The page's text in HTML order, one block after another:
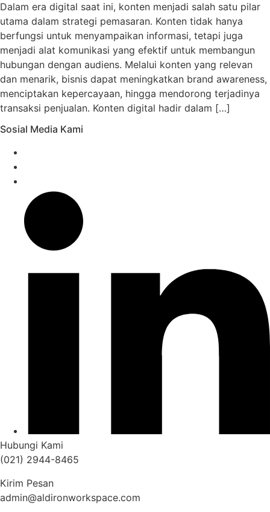
Dalam era digital saat ini, konten menjadi salah satu pilar
utama dalam strategi pemasaran. Konten tidak hanya
berfungsi untuk menyampaikan informasi, tetapi juga
menjadi alat komunikasi yang efektif untuk membangun
hubungan dengan audiens. Melalui konten yang relevan
dan menarik, bisnis dapat meningkatkan brand awareness,
menciptakan kepercayaan, hingga mendorong terjadinya
transaksi penjualan. Konten digital hadir dalam […]
Sosial Media Kami
Hubungi Kami
(021) 2944-8465
Kirim Pesan
admin@aldironworkspace.com